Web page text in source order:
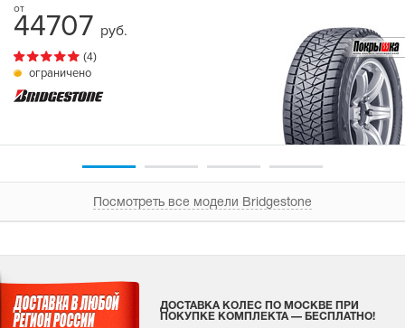
44707 руб.
(4)
ограничено
Посмотреть все модели Bridgestone
ДОСТАВКА КОЛЕС ПО МОСКВЕ ПРИ
ПОКУПКЕ КОМПЛЕКТА — БЕСПЛАТНО!